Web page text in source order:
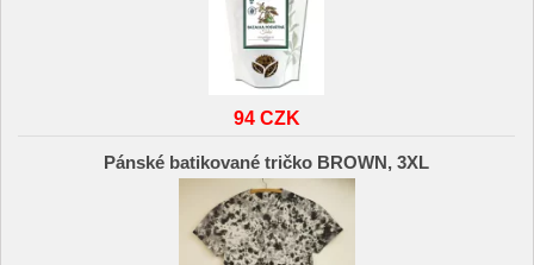
94 CZK
Pánské batikované tričko BROWN, 3XL